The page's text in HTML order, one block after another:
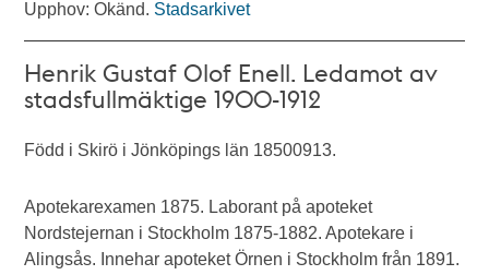
Upphov: Okänd. Stadsarkivet
Henrik Gustaf Olof Enell. Ledamot av
stadsfullmäktige 1900-1912
Född i Skirö i Jönköpings län 18500913.
Apotekarexamen 1875. Laborant på apoteket
Nordstejernan i Stockholm 1875-1882. Apotekare i
Alingsås. Innehar apoteket Örnen i Stockholm från 1891.